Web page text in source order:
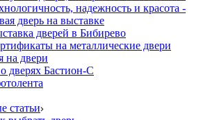
надежность и красота -
дверь на выставке
дверей в Бибирево
на металлические двери
на двери
дверях Бастион-С
статьи